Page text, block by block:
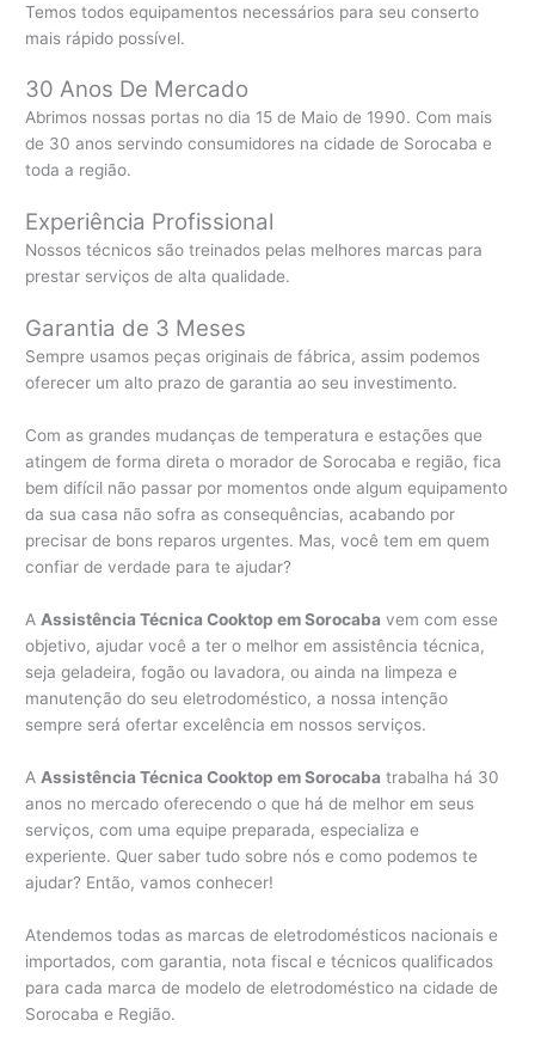
Temos todos equipamentos necessários para seu conserto
mais rápido possível.
30 Anos De Mercado
Abrimos nossas portas no dia 15 de Maio de 1990. Com mais
de 30 anos servindo consumidores na cidade de Sorocaba e
toda a região.
Experiência Profissional
Nossos técnicos são treinados pelas melhores marcas para
prestar serviços de alta qualidade.
Garantia de 3 Meses
Sempre usamos peças originais de fábrica, assim podemos
oferecer um alto prazo de garantia ao seu investimento.
Com as grandes mudanças de temperatura e estações que
atingem de forma direta o morador de Sorocaba e região, fica
bem difícil não passar por momentos onde algum equipamento
da sua casa não sofra as consequências, acabando por
precisar de bons reparos urgentes. Mas, você tem em quem
confiar de verdade para te ajudar?
A Assistência Técnica Cooktop em Sorocaba vem com esse
objetivo, ajudar você a ter o melhor em assistência técnica,
seja geladeira, fogão ou lavadora, ou ainda na limpeza e
manutenção do seu eletrodoméstico, a nossa intenção
sempre será ofertar excelência em nossos serviços.
A Assistência Técnica Cooktop em Sorocaba trabalha há 30
anos no mercado oferecendo o que há de melhor em seus
serviços, com uma equipe preparada, especializa e
experiente. Quer saber tudo sobre nós e como podemos te
ajudar? Então, vamos conhecer!
Atendemos todas as marcas de eletrodomésticos nacionais e
importados, com garantia, nota fiscal e técnicos qualificados
para cada marca de modelo de eletrodoméstico na cidade de
Sorocaba e Região.